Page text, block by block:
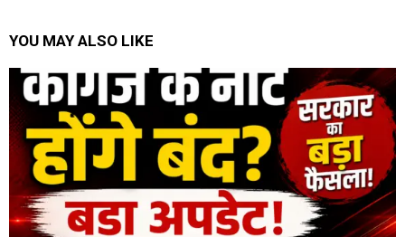
YOU MAY ALSO LIKE